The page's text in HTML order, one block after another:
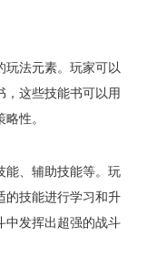
玩法元素。玩家可以
，这些技能书可以用
性。
能、辅助技能等。玩
的技能进行学习和升
中发挥出超强的战斗